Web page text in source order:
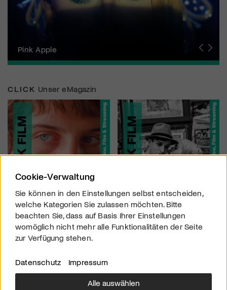
Zurich Film Festival
Pink Apple
Locarno Film Festival
Human Rights Film Festival Zurich
Yesh! Neues aus der jüdischen Filmwelt
Neuchâtel International Fantastic Film Festival
Visions du Réel
Berlinale
Solothurner Filmtage
Geneva International Film Festival
CLICK Unser eMagazin
Cookie-Verwaltung
Sie können in den Einstellungen selbst entscheiden,
welche Kategorien Sie zulassen möchten. Bitte
beachten Sie, dass auf Basis Ihrer Einstellungen
womöglich nicht mehr alle Funktionalitäten der Seite
zur Verfügung stehen.
Datenschutz Impressum
Alle auswählen